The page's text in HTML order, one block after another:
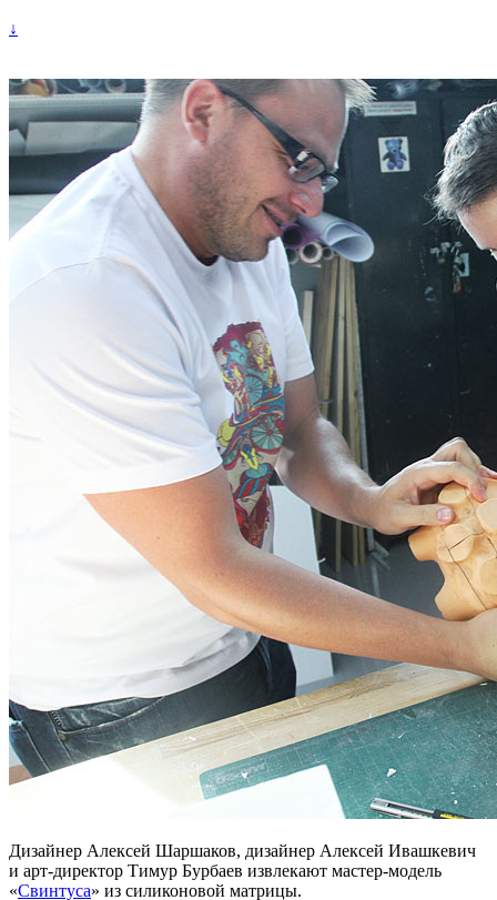
↓
Дизайнер Алексей Шаршаков, дизайнер Алексей Ивашкевич
и арт-директор Тимур Бурбаев извлекают мастер-модель
«Свинтуса» из силиконовой матрицы.